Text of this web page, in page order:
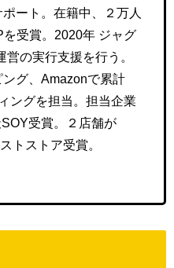
ート。在籍中、２万人
受賞。2020年 ジャグ
の実行支援を行う。
グ、Amazonで累計
ングを担当。担当企業
受賞。２店舗が
トストア受賞。